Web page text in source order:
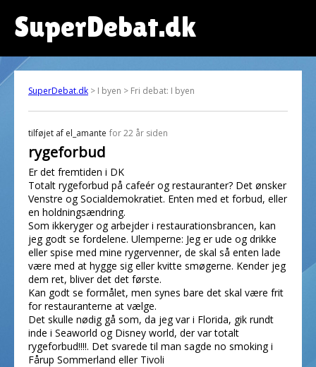
SuperDebat.dk
SuperDebat.dk > I byen > Fri debat: I byen
tilføjet af el_amante for 22 år siden
rygeforbud
Er det fremtiden i DK
Totalt rygeforbud på cafeér og restauranter? Det ønsker
Venstre og Socialdemokratiet. Enten med et forbud, eller
en holdningsændring.
Som ikkeryger og arbejder i restaurationsbrancen, kan
jeg godt se fordelene. Ulemperne: Jeg er ude og drikke
eller spise med mine rygervenner, de skal så enten lade
være med at hygge sig eller kvitte smøgerne. Kender jeg
dem ret, bliver det det første.
Kan godt se formålet, men synes bare det skal være frit
for restauranterne at vælge.
Det skulle nødig gå som, da jeg var i Florida, gik rundt
inde i Seaworld og Disney world, der var totalt
rygeforbud!!!!. Det svarede til man sagde no smoking i
Fårup Sommerland eller Tivoli